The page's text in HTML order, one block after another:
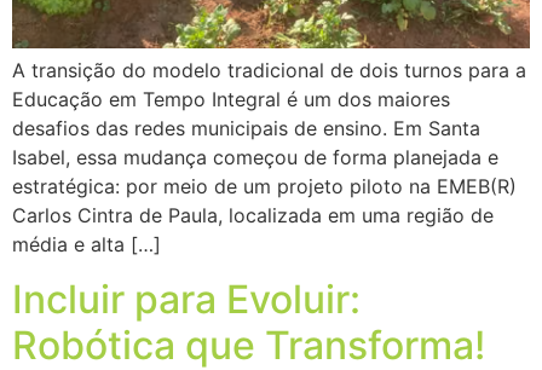
A transição do modelo tradicional de dois turnos para a
Educação em Tempo Integral é um dos maiores
desafios das redes municipais de ensino. Em Santa
Isabel, essa mudança começou de forma planejada e
estratégica: por meio de um projeto piloto na EMEB(R)
Carlos Cintra de Paula, localizada em uma região de
média e alta […]
Incluir para Evoluir:
Robótica que Transforma!